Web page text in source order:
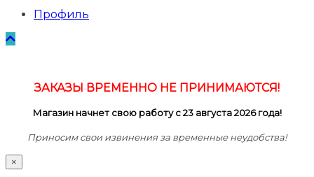
Профиль
ЗАКАЗЫ ВРЕМЕННО НЕ ПРИНИМАЮТСЯ!
Магазин начнет свою работу с 23 августа 2026 года!
Приносим свои извинения за временные неудобства!
×